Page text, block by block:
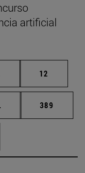
artificial
Páginas intermedias
Página
12
Páginas intermedias
Página
389